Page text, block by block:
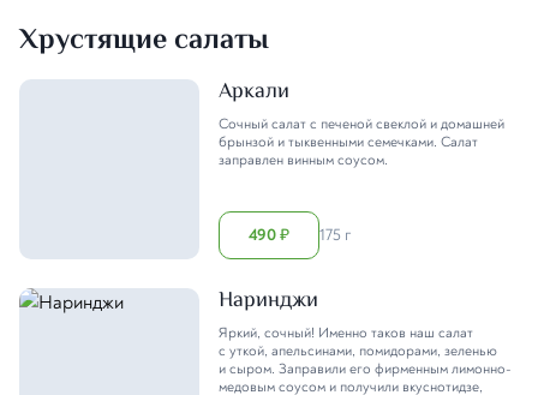
Хрустящие салаты
Аркали
Сочный салат с печеной свеклой и домашней
брынзой и тыквенными семечками. Салат
заправлен винным соусом.
490₽ 175 г
Наринджи
Яркий, сочный! Именно таков наш салат
с уткой, апельсинами, помидорами, зеленью
и сыром. Заправили его фирменным лимонно-
медовым соусом и получили вкуснотидзе,